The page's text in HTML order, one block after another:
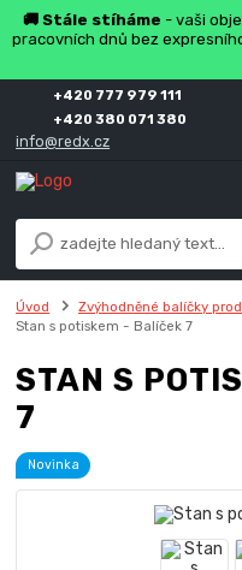
🚚 Stále stíháme - vaši
pracovních dnů bez
+420 777 979 111
+420 380 071 380
info@redx.cz
Úvod Zvýhodněné balíčky
Stan s potiskem - Balíček 7
STAN S
7
Novinka